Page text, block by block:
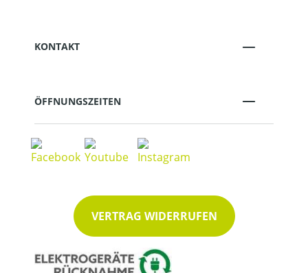
KONTAKT
ÖFFNUNGSZEITEN
VERTRAG WIDERRUFEN